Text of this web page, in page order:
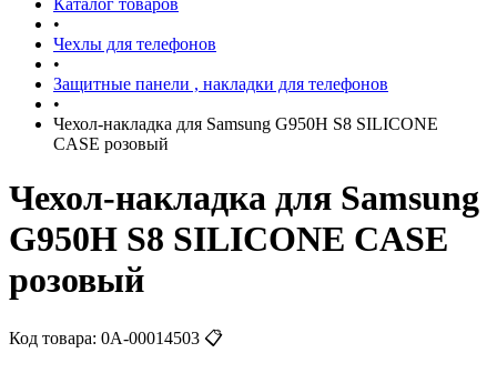
Каталог товаров
•
Чехлы для телефонов
•
Защитные панели , накладки для телефонов
•
Чехол-накладка для Samsung G950H S8 SILICONE
CASE розовый
Чехол-накладка для Samsung
G950H S8 SILICONE CASE
розовый
Код товара: 0А-00014503 📋